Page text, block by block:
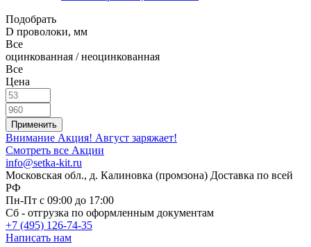
Подобрать
D проволоки, мм
Все
оцинкованная / неоцинкованная
Все
Цена
Внимание Акция! Август заряжает!
Смотреть все Акции
info@setka-kit.ru
Московская обл., д. Калиновка (промзона) Доставка по всей
РФ
Пн-Пт с 09:00 до 17:00
Сб - отгрузка по оформленным документам
+7 (495) 126-74-35
Написать нам